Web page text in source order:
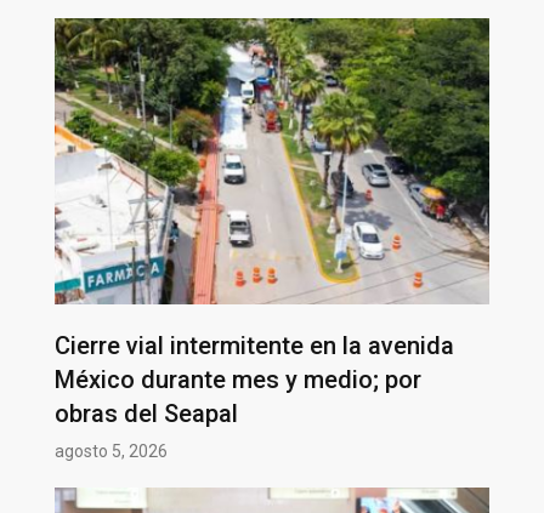
Cierre vial intermitente en la avenida
México durante mes y medio; por
obras del Seapal
agosto 5, 2026